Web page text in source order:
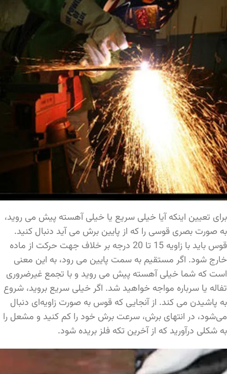
برای تعیین اینکه آیا خیلی سریع یا خیلی آهسته پیش می روید،
به صورت بصری قوسی را که از پایین برش می آید دنبال کنید.
قوس باید با زاویه 15 تا 20 درجه بر خلاف جهت حرکت از ماده
خارج شود. اگر مستقیم به سمت پایین می رود، به این معنی
است که شما خیلی آهسته پیش می روید و با تجمع غیرضروری
تفاله یا سرباره مواجه خواهید شد. اگر خیلی سریع بروید، شروع
به پاشیدن می کند. از آنجایی که قوس به صورت زاویه‌ای دنبال
می‌شود، در انتهای برش، سرعت برش خود را کم کنید و مشعل را
به شکلی درآورید که از آخرین تکه فلز بریده شود.